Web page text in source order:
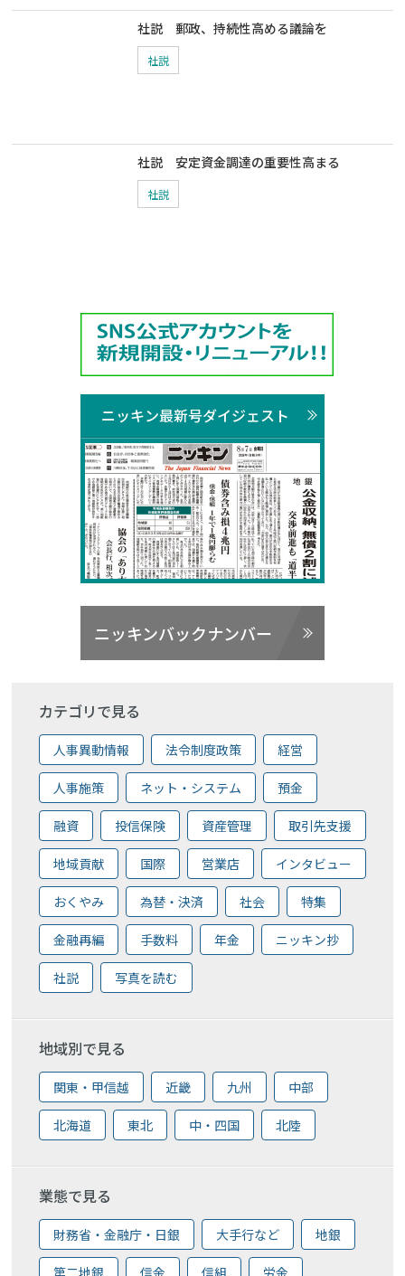
社説 郵政、持続性高める議論を
社説
社説 安定資金調達の重要性高まる
社説
ニッキン最新号ダイジェスト
ニッキンバックナンバー
カテゴリで見る
人事異動情報 法令制度政策 経営
人事施策 ネット・システム 預金
融資 投信保険 資産管理 取引先支援
地域貢献 国際 営業店 インタビュー
おくやみ 為替・決済 社会 特集
金融再編 手数料 年金 ニッキン抄
社説 写真を読む
地域別で見る
関東・甲信越 近畿 九州 中部
北海道 東北 中・四国 北陸
業態で見る
財務省・金融庁・日銀 大手行など 地銀
第二地銀 信金 信組 労金